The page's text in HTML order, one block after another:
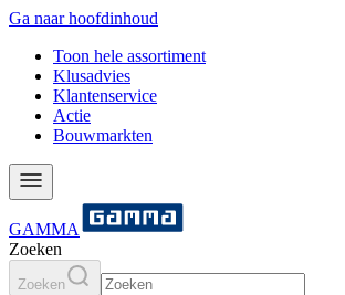
Ga naar hoofdinhoud
Toon hele assortiment
Klusadvies
Klantenservice
Actie
Bouwmarkten
GAMMA
Zoeken
Zoeken